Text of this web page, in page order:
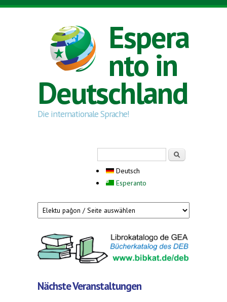
Direkt zum Inhalt
Espera
nto in
Deutschland
Die internationale Sprache!
Deutsch
Esperanto
Nächste Veranstaltungen